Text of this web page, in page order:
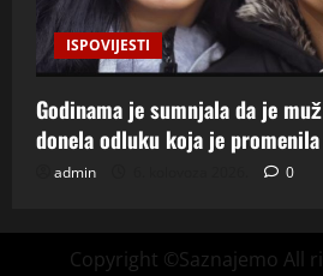
ISPOVIJESTI
Godinama je sumnjala da je
donela odluku koja je
admin 0
Copyright ©Saznajemo All